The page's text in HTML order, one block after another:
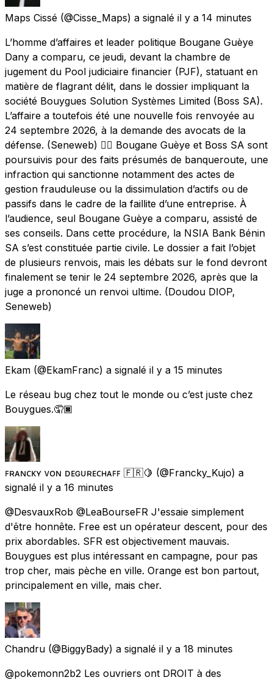
Maps Cissé (@Cisse_Maps) a signalé il y a 14 minutes
L’homme d’affaires et leader politique Bougane Guèye
Dany a comparu, ce jeudi, devant la chambre de
jugement du Pool judiciaire financier (PJF), statuant en
matière de flagrant délit, dans le dossier impliquant la
société Bouygues Solution Systèmes Limited (Boss SA).
L’affaire a toutefois été une nouvelle fois renvoyée au
24 septembre 2026, à la demande des avocats de la
défense. (Seneweb) 👇🏿 Bougane Guèye et Boss SA sont
poursuivis pour des faits présumés de banqueroute, une
infraction qui sanctionne notamment des actes de
gestion frauduleuse ou la dissimulation d’actifs ou de
passifs dans le cadre de la faillite d’une entreprise. À
l’audience, seul Bougane Guèye a comparu, assisté de
ses conseils. Dans cette procédure, la NSIA Bank Bénin
SA s’est constituée partie civile. Le dossier a fait l’objet
de plusieurs renvois, mais les débats sur le fond devront
finalement se tenir le 24 septembre 2026, après que la
juge a prononcé un renvoi ultime. (Doudou DIOP,
Seneweb)
Ekam (@EkamFranc) a signalé il y a 15 minutes
Le réseau bug chez tout le monde ou c’est juste chez
Bouygues.🤦🏿
ꜰʀᴀɴᴄᴋʏ ᴠᴏɴ ᴅᴇɢᴜʀᴇᴄʜᴀꜰꜰ 🇫🇷🍋 (@Francky_Kujo) a
signalé il y a 16 minutes
@DesvauxRob @LeaBourseFR J'essaie simplement
d'être honnête. Free est un opérateur descent, pour des
prix abordables. SFR est objectivement mauvais.
Bouygues est plus intéressant en campagne, pour pas
trop cher, mais pèche en ville. Orange est bon partout,
principalement en ville, mais cher.
Chandru (@BiggyBady) a signalé il y a 18 minutes
@pokemonn2b2 Les ouvriers ont DROIT à des